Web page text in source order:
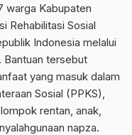
warga Kabupaten
Rehabilitasi Sosial
Indonesia melalui
Bantuan tersebut
yang masuk dalam
Sosial (PPKS),
rentan, anak,
napza.